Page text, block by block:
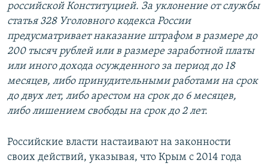
российской Конституцией. За уклонение от службы
статья 328 Уголовного кодекса России
предусматривает наказание штрафом в размере до
200 тысяч рублей или в размере заработной платы
или иного дохода осужденного за период до 18
месяцев, либо принудительными работами на срок
до двух лет, либо арестом на срок до 6 месяцев,
либо лишением свободы на срок до 2 лет.
Российские власти настаивают на законности
своих действий, указывая, что Крым с 2014 года